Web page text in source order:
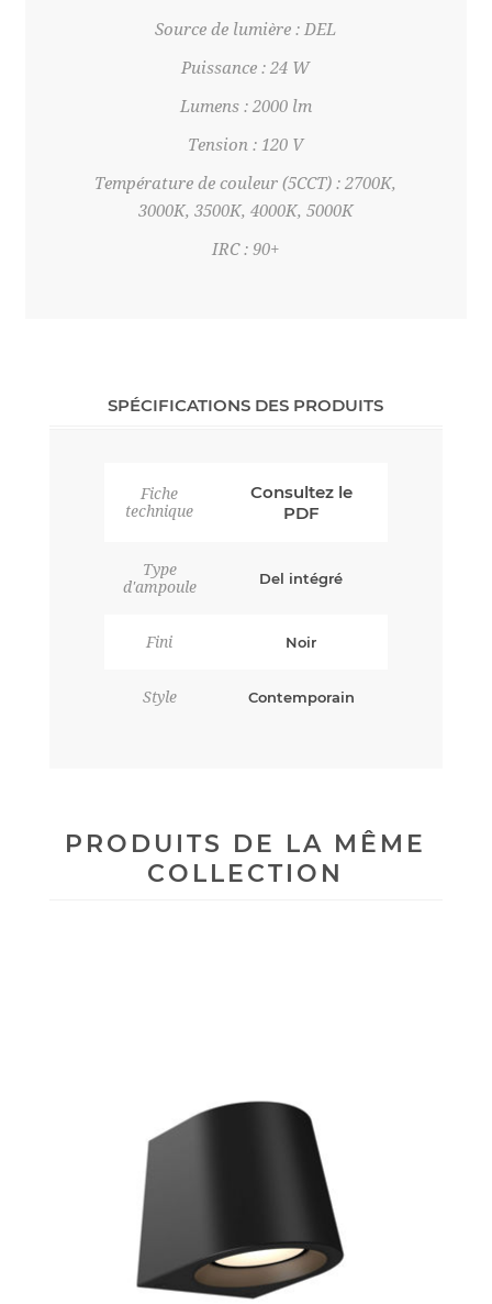
Source de lumière : DEL
Puissance : 24 W
Lumens : 2000 lm
Tension : 120 V
Température de couleur (5CCT) : 2700K,
3000K, 3500K, 4000K, 5000K
IRC : 90+
SPÉCIFICATIONS DES PRODUITS
Fiche
technique
Consultez le
PDF
Type
d'ampoule
Del intégré
Fini Noir
Style Contemporain
PRODUITS DE LA MÊME
COLLECTION